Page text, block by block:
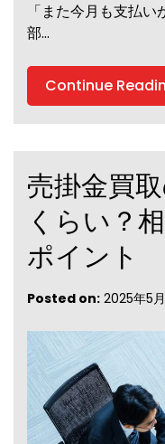
「また今月も支払
部…
Continue
売掛金買
くらい？
ポイント
Posted on: 2025年5